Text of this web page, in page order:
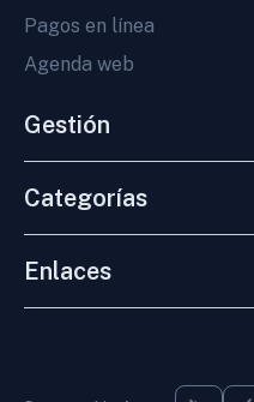
Pagos en línea
Agenda web
Gestión
Categorías
Enlaces